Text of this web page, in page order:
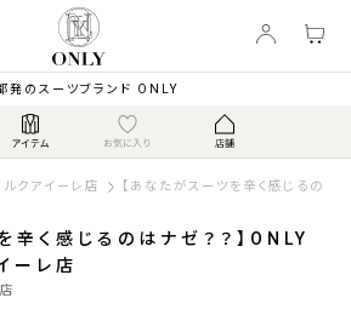
発のスーツブランド ONLY
ルクアイーレ店 【あなたがスーツを辛く感じるの
辛く感じるのはナゼ？？】ONLY
ーレ店